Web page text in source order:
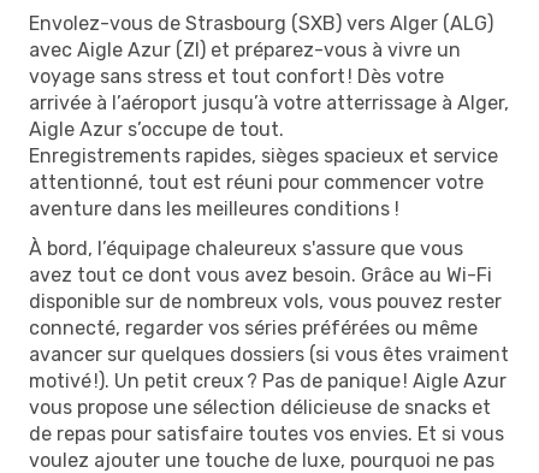
Envolez-vous de Strasbourg (SXB) vers Alger (ALG)
avec Aigle Azur (ZI) et préparez-vous à vivre un
voyage sans stress et tout confort ! Dès votre
arrivée à l’aéroport jusqu’à votre atterrissage à Alger,
Aigle Azur s’occupe de tout.
Enregistrements rapides, sièges spacieux et service
attentionné, tout est réuni pour commencer votre
aventure dans les meilleures conditions !
À bord, l’équipage chaleureux s'assure que vous
avez tout ce dont vous avez besoin. Grâce au Wi-Fi
disponible sur de nombreux vols, vous pouvez rester
connecté, regarder vos séries préférées ou même
avancer sur quelques dossiers (si vous êtes vraiment
motivé !). Un petit creux ? Pas de panique ! Aigle Azur
vous propose une sélection délicieuse de snacks et
de repas pour satisfaire toutes vos envies. Et si vous
voulez ajouter une touche de luxe, pourquoi ne pas